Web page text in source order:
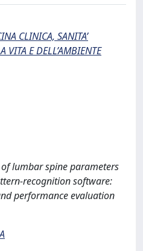
CLINICA, SANITA’
VITA E DELL’AMBIENTE
lumbar spine parameters
recognition software:
performance evaluation